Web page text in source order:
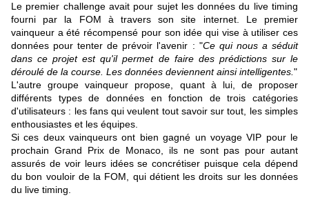
Le premier challenge avait pour sujet les données du live timing
fourni par la FOM à travers son site internet. Le premier
vainqueur a été récompensé pour son idée qui vise à utiliser ces
données pour tenter de prévoir l'avenir : "Ce qui nous a séduit
dans ce projet est qu'il permet de faire des prédictions sur le
déroulé de la course. Les données deviennent ainsi intelligentes. "
L'autre groupe vainqueur propose, quant à lui, de proposer
différents types de données en fonction de trois catégories
d'utilisateurs : les fans qui veulent tout savoir sur tout, les simples
enthousiastes et les équipes.
Si ces deux vainqueurs ont bien gagné un voyage VIP pour le
prochain Grand Prix de Monaco, ils ne sont pas pour autant
assurés de voir leurs idées se concrétiser puisque cela dépend
du bon vouloir de la FOM, qui détient les droits sur les données
du live timing.